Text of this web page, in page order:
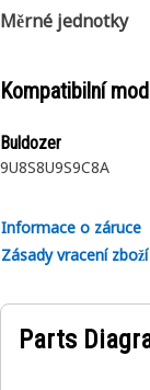
Měrné jednotky
Kompatibilní
Buldozer
9U8S8U9S9C8A
Informace o záruce
Zásady vracení zboží
Parts